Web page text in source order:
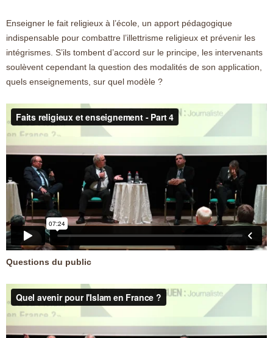
Enseigner le fait religieux à l’école, un apport pédagogique
indispensable pour combattre l’illettrisme religieux et prévenir les
intégrismes. S’ils tombent d’accord sur le principe, les intervenants
soulèvent cependant la question des modalités de son application,
quels enseignements, sur quel modèle ?
Questions du public